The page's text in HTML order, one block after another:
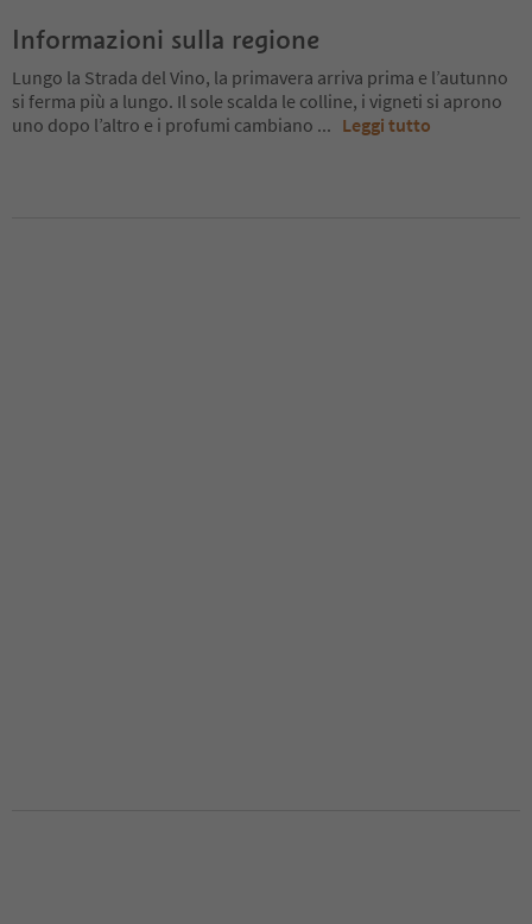
Informazioni sulla regione
Lungo la Strada del Vino, la primavera arriva prima e l’autunno
si ferma più a lungo. Il sole scalda le colline, i vigneti si aprono
uno dopo l’altro e i profumi cambiano ... Leggi tutto